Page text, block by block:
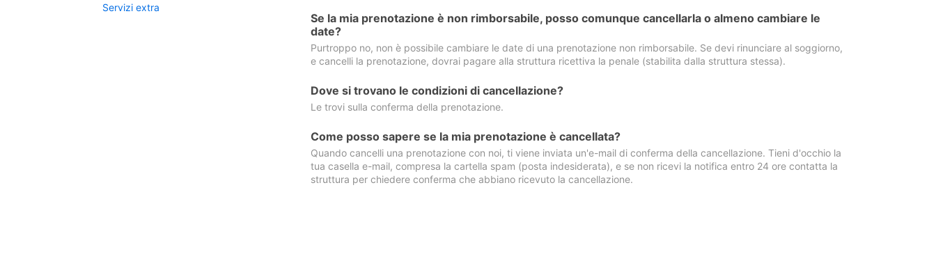
Servizi extra
Se la mia prenotazione è non rimborsabile, posso comunque cancellarla o almeno cambiare le
date?
Purtroppo no, non è possibile cambiare le date di una prenotazione non rimborsabile. Se devi rinunciare al soggiorno,
e cancelli la prenotazione, dovrai pagare alla struttura ricettiva la penale (stabilita dalla struttura stessa).
Dove si trovano le condizioni di cancellazione?
Le trovi sulla conferma della prenotazione.
Come posso sapere se la mia prenotazione è cancellata?
Quando cancelli una prenotazione con noi, ti viene inviata un'e-mail di conferma della cancellazione. Tieni d'occhio la
tua casella e-mail, compresa la cartella spam (posta indesiderata), e se non ricevi la notifica entro 24 ore contatta la
struttura per chiedere conferma che abbiano ricevuto la cancellazione.